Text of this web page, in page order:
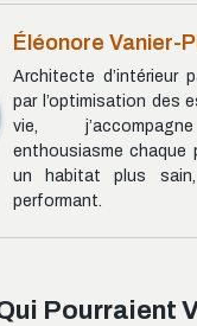
Éléonore Vanier-
Architecte d’intérieur
par l’optimisation des
vie,
enthousiasme chaque
un habitat plus
performant.
Pourraient